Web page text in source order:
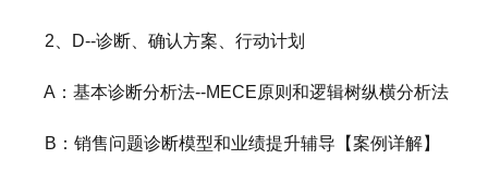
2、D--诊断、确认方案、行动计划
A：基本诊断分析法--MECE原则和逻辑树纵横分析法
B：销售问题诊断模型和业绩提升辅导【案例详解】